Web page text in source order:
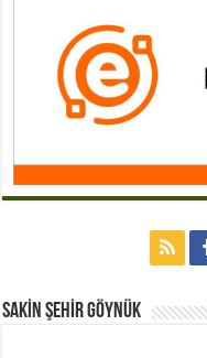
Sakİn Şehİr GÖYNÜK